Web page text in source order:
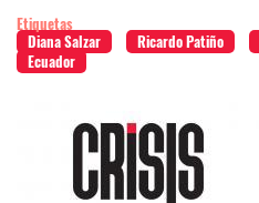
Etiquetas
Diana Salzar
Ricardo Patiño
Ecuador